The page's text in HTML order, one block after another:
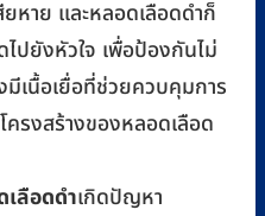
ยหาย และหลอดเลือดดำก็
ไปยังหัวใจ เพื่อป้องกันไม่
มีเนื้อเยื่อที่ช่วยควบคุมการ
ครงสร้างของหลอดเลือด
ลือดดำเกิดปัญหา